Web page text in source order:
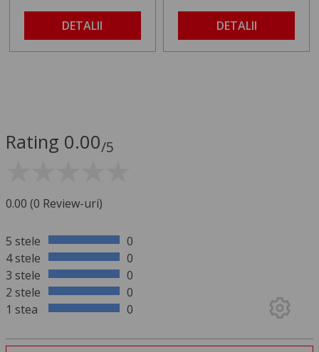
DETALII DETALII
Rating 0.00/5
0.00 (0 Review-uri)
5 stele
0
4 stele
0
3 stele
0
2 stele
0
1 stea
0